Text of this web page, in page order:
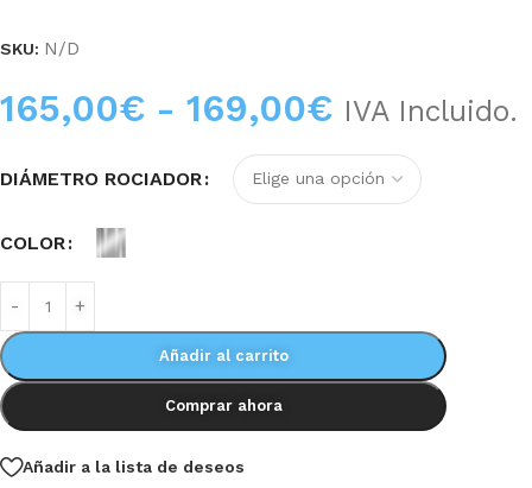
SKU: N/D
165,00€ - 169,00€ IVA Incluido.
DIÁMETRO ROCIADOR
COLOR
Añadir al carrito
Comprar ahora
Añadir a la lista de deseos